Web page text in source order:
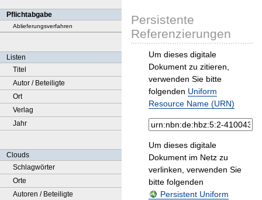
Pflichtabgabe
Ablieferungsverfahren
Listen
Titel
Autor / Beteiligte
Ort
Verlag
Jahr
Clouds
Schlagwörter
Orte
Autoren / Beteiligte
Persistente
Referenzierungen
Um dieses digitale
Dokument zu zitieren,
verwenden Sie bitte
folgenden Uniform
Resource Name (URN)
Um dieses digitale
Dokument im Netz zu
verlinken, verwenden Sie
bitte folgenden
Persistent Uniform